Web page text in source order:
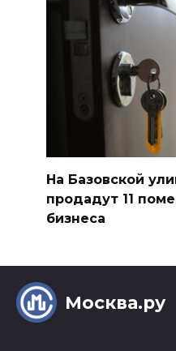
На Базовской
продадут 11
бизнеса
Москва.ру